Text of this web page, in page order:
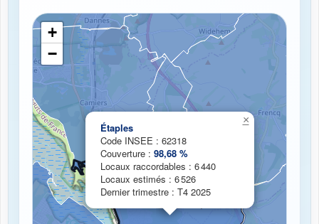
Chargement de la carte de couverture fibre...
Étaples
Code INSEE : 62318
Couverture : 98,68 %
Locaux raccordables : 6 440
Locaux estimés : 6 526
Dernier trimestre : T4 2025
×
+
−